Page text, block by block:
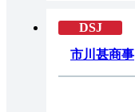
市川甚商事